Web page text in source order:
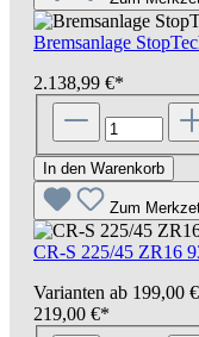
Bremsanlage
2.138,99 €*
In den Warenkorb
Zum
CR-S 225/45 ZR16
Varianten ab 199,00
219,00 €*